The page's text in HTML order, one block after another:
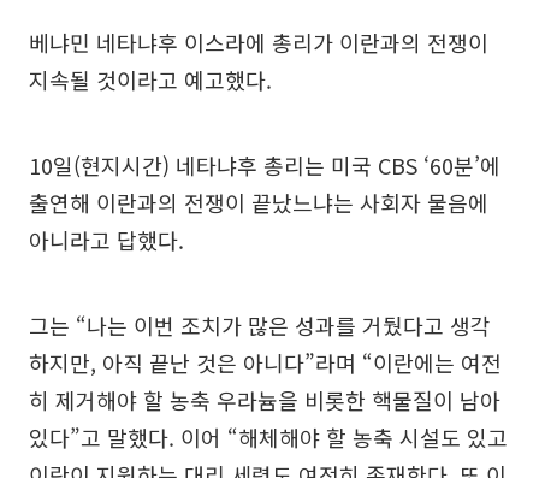
베냐민 네타냐후 이스라에 총리가 이란과의 전쟁이
지속될 것이라고 예고했다.
10일(현지시간) 네타냐후 총리는 미국 CBS ‘60분’에
출연해 이란과의 전쟁이 끝났느냐는 사회자 물음에
아니라고 답했다.
그는 “나는 이번 조치가 많은 성과를 거뒀다고 생각
하지만, 아직 끝난 것은 아니다”라며 “이란에는 여전
히 제거해야 할 농축 우라늄을 비롯한 핵물질이 남아
있다”고 말했다. 이어 “해체해야 할 농축 시설도 있고